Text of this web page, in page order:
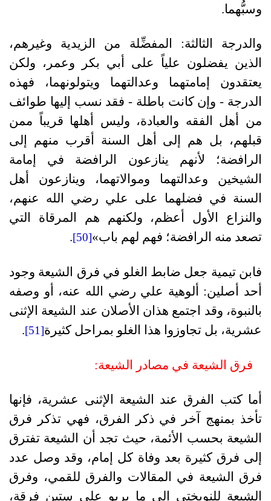
وسبُّهما.
والدرجة الثالثة: المفضِّلة من الزيدية وغيرهم،
الذين يفضلون علياً على أبي بكر وعمر، ولكن
يعتقدون إمامتهما وعدالتهما ويتولونهما، فهذه
الدرجة - وإن كانت باطلة - فقد نسب إليها طوائف
من أهل الفقه والعبادة، وليس أهلها قريباً ممن
قبلهم، بل هم إلى أهل السنة أقرب منهم إلى
الرافضة؛ لأنهم ينازعون الرافضة في إمامة
الشيخين وعدالتهما وموالاتهما، وينازعون أهل
السنة في فضلهما على علي رضي الله عنهم،
والنزاع الأول أعظم، ولكنهم هم المرقاة التي
تصعد منه الرافضة؛ فهم لهم باب»[50]
.
فابن تيمية جعل ضابط الغلو في فرق الشيعة وجود
أحد أصلين: ألوهية علي رضي الله عنه، أو وصفه
بالنبوة، وقد اجتمع هذان الأصلان عند الشيعة الإثنى
عشرية، بل تجاوزوا هذا الغلو بمراحل كثيرة[51]
.
فرق الشيعة في مصادر الشيعة:
أما كتب الفرق عند الشيعة الإثنى عشرية، فإنها
تأخذ بمنهج آخر في ذكر الفرق، فهي تذكر فرق
الشيعة بحسب الأئمة، حيث تجد أن الشيعة تفترق
إلى فرق كثيرة بعد وفاة كل إمام، وقد وصل عدد
فرق الشيعة في المقالات والفرق للقمي، وفرق
الشيعة للنوبختي إلى ما يربو على ستين فرقة،